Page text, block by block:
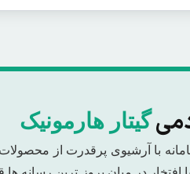
گیتار هارمونیک
با آرشیوی پرقدرت از